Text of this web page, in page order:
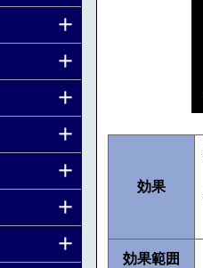
効果
効果範囲